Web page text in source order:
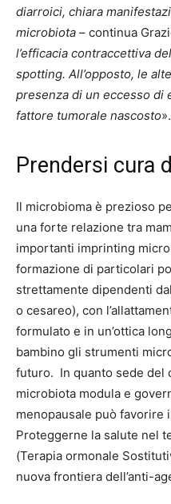
diarroici, chiara
microbiota – continua
l’efficacia contraccettiva
spotting. All’opposto, le
presenza di un eccesso di
fattore tumorale nascosto».
Prendersi cura
Il microbioma è prezioso
una forte relazione tra
importanti imprinting
formazione di particolari
strettamente dipendenti
o cesareo), con
formulato e in un’ottica
bambino gli strumenti
futuro. In quanto sede del
microbiota modula e
menopausale può favorire
Proteggerne la salute nel
(Terapia ormonale
nuova frontiera dell’anti-